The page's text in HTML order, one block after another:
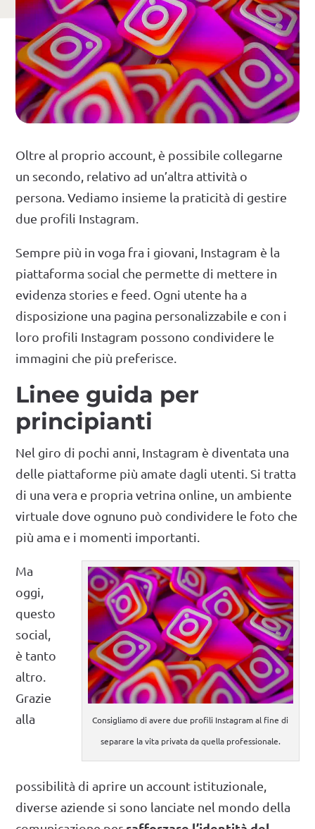
Oltre al proprio account, è possibile collegarne
un secondo, relativo ad un’altra attività o
persona. Vediamo insieme la praticità di gestire
due profili Instagram.
Sempre più in voga fra i giovani, Instagram è la
piattaforma social che permette di mettere in
evidenza stories e feed. Ogni utente ha a
disposizione una pagina personalizzabile e con i
loro profili Instagram possono condividere le
immagini che più preferisce.
Linee guida per
principianti
Nel giro di pochi anni, Instagram è diventata una
delle piattaforme più amate dagli utenti. Si tratta
di una vera e propria vetrina online, un ambiente
virtuale dove ognuno può condividere le foto che
più ama e i momenti importanti.
Consigliamo di avere due profili Instagram al fine di
separare la vita privata da quella professionale.
Ma
oggi,
questo
social,
è tanto
altro.
Grazie
alla
possibilità di aprire un account istituzionale,
diverse aziende si sono lanciate nel mondo della